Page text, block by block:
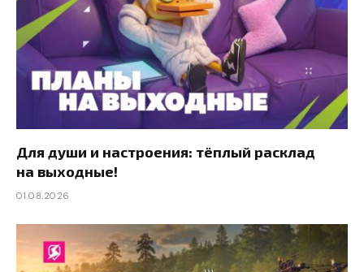
Для души и настроения: тёплый расклад
на выходные!
01.08.2026